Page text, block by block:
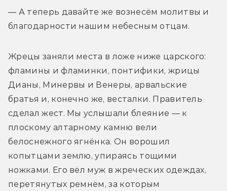
— А теперь давайте же вознесём молитвы и
благодарности нашим небесным отцам.
Жрецы заняли места в ложе ниже царского:
фламины и фламинки, понтифики, жрицы
Дианы, Минервы и Венеры, арвальские
братья и, конечно же, весталки. Правитель
сделал жест. Мы услышали блеяние — к
плоскому алтарному камню вели
белоснежного ягнёнка. Он ворошил
копытцами землю, упираясь тощими
ножками. Его вёл муж в жреческих одеждах,
перетянутых ремнём, за которым